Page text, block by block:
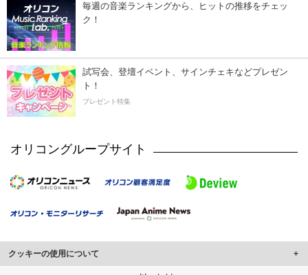
毎週の音楽ランキングから、ヒットの推移をチェッ
ク！
試写会、登壇イベント、サインチェキなどプレゼン
ト！
プレゼント特集
オリコングループサイト
クッキーの使用について